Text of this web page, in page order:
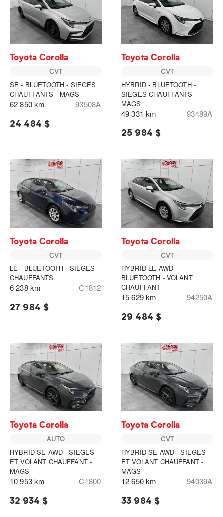
Toyota Corolla
CVT
SE - BLUETOOTH - SIEGES
CHAUFFANTS - MAGS
62 850 km 93508A
24 484 $
Toyota Corolla
CVT
HYBRID - BLUETOOTH -
SIEGES CHAUFFANTS -
MAGS
49 331 km 93489A
25 984 $
Toyota Corolla
CVT
LE - BLUETOOTH - SIEGES
CHAUFFANTS
6 238 km C1812
27 984 $
Toyota Corolla
CVT
HYBRID LE AWD -
BLUETOOTH - VOLANT
CHAUFFANT
15 629 km 94250A
29 484 $
Toyota Corolla
AUTO
HYBRID SE AWD - SIEGES
ET VOLANT CHAUFFANT -
MAGS
10 953 km C1800
32 934 $
Toyota Corolla
CVT
HYBRID SE AWD - SIEGES
ET VOLANT CHAUFFANT -
MAGS
12 650 km 94039A
33 984 $